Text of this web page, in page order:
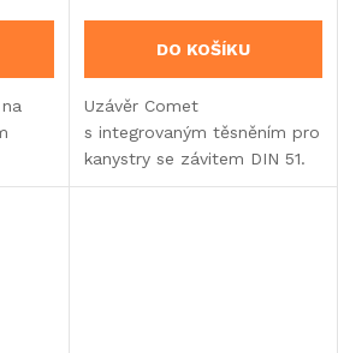
DO KOŠÍKU
Uzávěr Comet
s integrovaným těsněním pro
kanystry se závitem DIN 51.
Vyroben z potravinářsky